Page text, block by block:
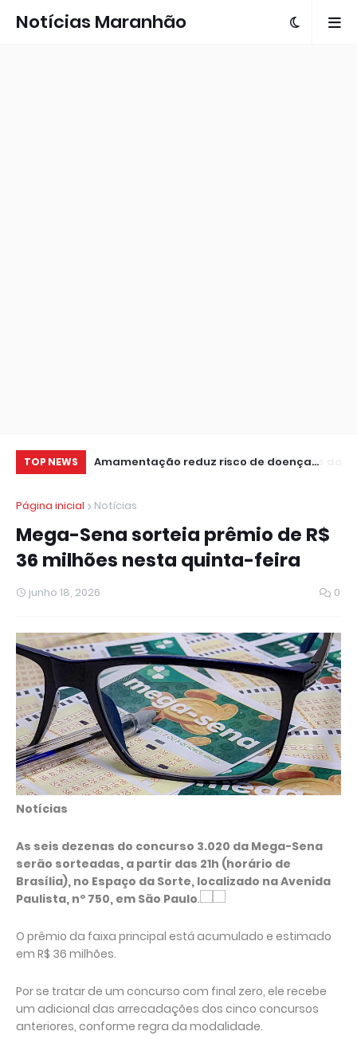
Notícias Maranhão
TOP NEWS
dados da 1ª
Amamentação reduz risco de doença
Página inicial
Notícias
Mega-Sena sorteia prêmio de R$
36 milhões nesta quinta-feira
junho 18, 2026 0
Notícias
As seis dezenas do concurso 3.020 da Mega-Sena
serão sorteadas, a partir das 21h (horário de
Brasília), no Espaço da Sorte, localizado na Avenida
Paulista, nº 750, em São Paulo.
O prêmio da faixa principal está acumulado e estimado
em R$ 36 milhões.
Por se tratar de um concurso com final zero, ele recebe
um adicional das arrecadações dos cinco concursos
anteriores, conforme regra da modalidade.